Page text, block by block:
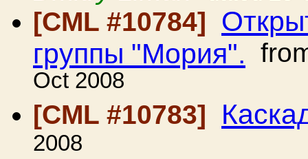
[CML #10784]
группы "Мория".
Oct 2008
[CML #10783]
2008